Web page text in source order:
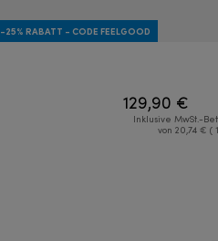
-25% RABATT - CODE FEELGOOD
129,90 €
Inklusive MwSt.-
von 20,74 € (